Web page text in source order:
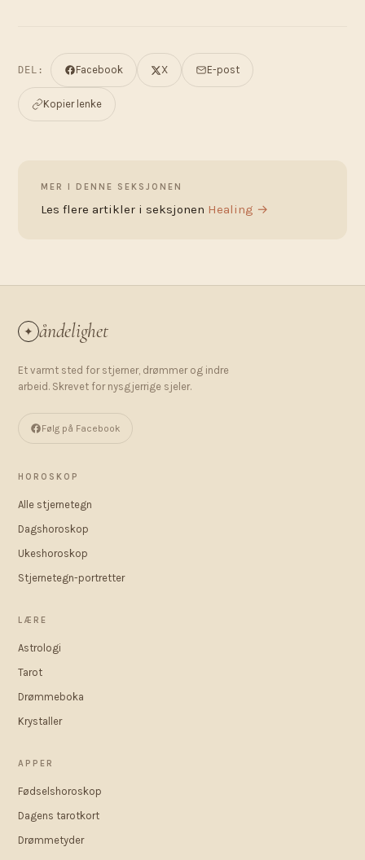
DEL: Facebook X E-post
Kopier lenke
MER I DENNE SEKSJONEN
Les flere artikler i seksjonen Healing →
✦ åndelighet
Et varmt sted for stjerner, drømmer og indre
arbeid. Skrevet for nysgjerrige sjeler.
Følg på Facebook
HOROSKOP
Alle stjernetegn
Dagshoroskop
Ukeshoroskop
Stjernetegn-portretter
LÆRE
Astrologi
Tarot
Drømmeboka
Krystaller
APPER
Fødselshoroskop
Dagens tarotkort
Drømmetyder